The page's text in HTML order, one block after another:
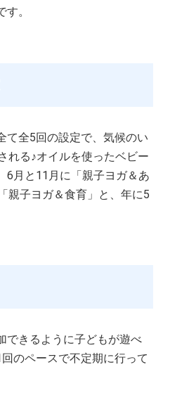
。
て全5回の設定で、気候のい
れる♪オイルを使ったベビー
6月と11月に「親子ヨガ＆あ
親子ヨガ＆食育」と、年に5
できるように子どもが遊べ
のペースで不定期に行って